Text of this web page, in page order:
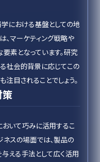
における基盤としての地
、マーケティング戦略や
素となっています。研究
社会的背景に応じてこの
目されることでしょう。
策
いて巧みに活用するこ
ネスの場面では、製品の
える手法として広く活用